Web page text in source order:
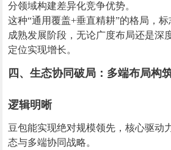
分领域构建差异化竞争优势。
这种“通用覆盖+垂直精耕”的格局，
成熟发展阶段，无论广度布局还是深
定位实现增长。
四、生态协同破局：多端布局构
逻辑明晰
豆包能实现绝对规模领先，核心驱动
态与多端协同战略。